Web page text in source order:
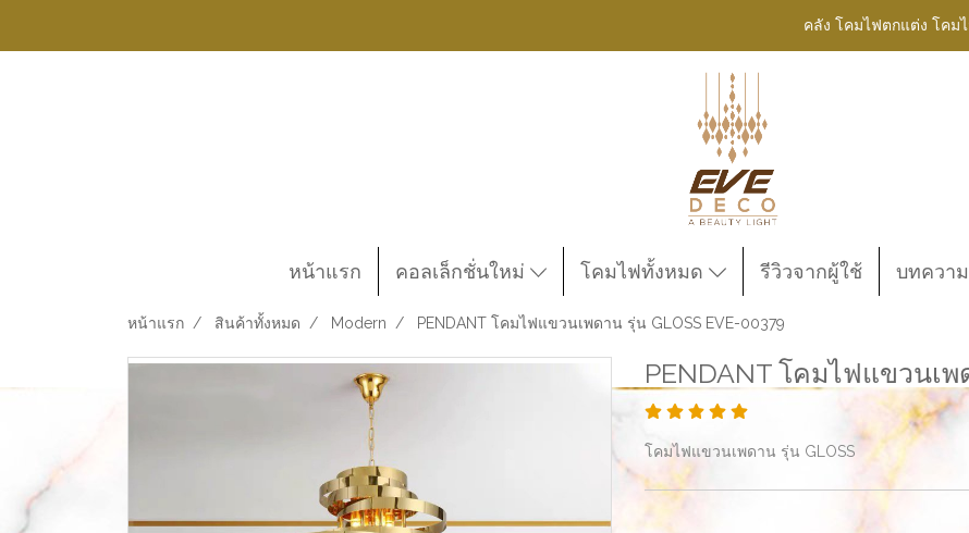
คลัง โคมไฟตกแต่ง โคม
หน้าแรก คอลเล็กชั่นใหม่ โคมไฟทั้งหมด รีวิวจากผู้ใช้ บทควา
หน้าแรก สินค้าทั้งหมด Modern PENDANT โคมไฟแขวนเพดาน รุ่น GLOSS EVE-00379
PENDANT โคมไฟแขวนเพ
โคมไฟแขวนเพดาน รุ่น GLOSS